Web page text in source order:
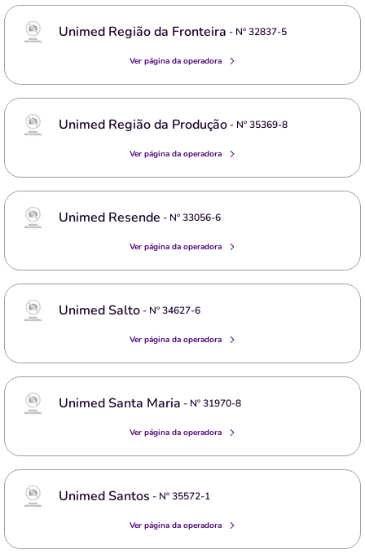
Unimed Região da Fronteira - Nº32837-5
Ver página da operadora
Unimed Região da Produção- Nº35369-8
Ver página da operadora
Unimed Resende - Nº33056-6
Ver página da operadora
Unimed Salto- Nº34627-6
Ver página da operadora
Unimed Santa Maria - Nº31970-8
Ver página da operadora
Unimed Santos - Nº35572-1
Ver página da operadora